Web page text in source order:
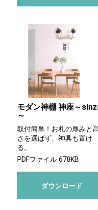
モダン神棚 神座～
～
取付簡単！お札の厚みと
さを選ばず、神具も置け
る。
PDFファイル 678KB
ダウンロード